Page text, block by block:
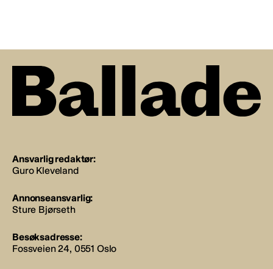
Ansvarlig redaktør:
Guro Kleveland
Annonseansvarlig:
Sture Bjørseth
Besøksadresse:
Fossveien 24, 0551 Oslo